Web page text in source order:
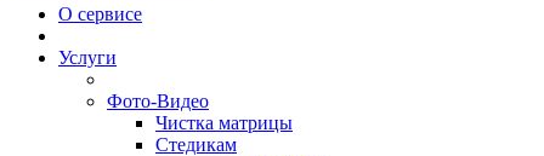
О сервисе
Услуги
Фото-Видео
Чистка матрицы
Стедикам